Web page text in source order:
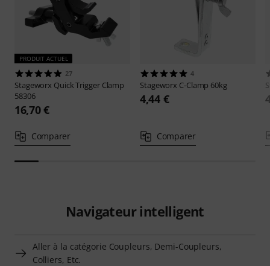
PRODUIT ACTUEL
27
Stageworx Quick Trigger Clamp
58306
16,70 €
Comparer
4
Stageworx C-Clamp 60kg
4,44 €
Comparer
Navigateur intelligent
Aller à la catégorie Coupleurs, Demi-Coupleurs,
Colliers, Etc.